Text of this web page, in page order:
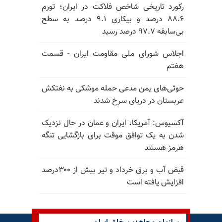
رکورد تاریخی شاخص فلاکت در ایران؛ تورم
۸۸.۶ درصد و بیکاری ۹.۱ درصد به سطح
بی‌سابقه ۹۷.۷ درصد رسید
اجلاس شورای ملی مقاومت ایران - قسمت
هفتم
حوثی‌های یمن مدعی حمله موشکی به نفتکش
عربستان در دریای سرخ شدند
آکسیوس: آمریکا، ایران و عمان در حال نزدیک
شدن به یک توافق موقت برای بازگشایی تنگه
هرمز هستند
قبض آب و برق خرداد و تیر بیش از ۳۰۰درصد
افزایش یافته است